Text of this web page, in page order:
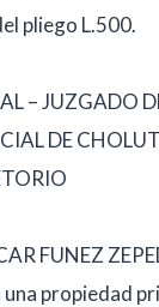
pliego L.500.
– JUZGADO
DE
FUNEZ
propiedad